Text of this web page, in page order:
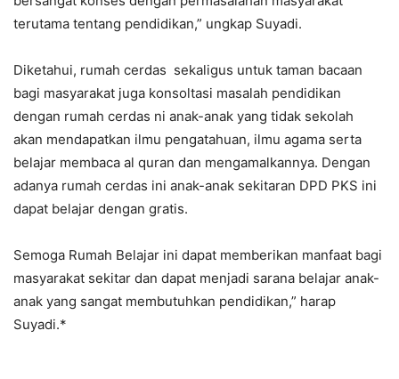
terutama tentang pendidikan,” ungkap Suyadi.
Diketahui, rumah cerdas sekaligus untuk taman bacaan
bagi masyarakat juga konsoltasi masalah pendidikan
dengan rumah cerdas ni anak-anak yang tidak sekolah
akan mendapatkan ilmu pengatahuan, ilmu agama serta
belajar membaca al quran dan mengamalkannya. Dengan
adanya rumah cerdas ini anak-anak sekitaran DPD PKS ini
dapat belajar dengan gratis.
Semoga Rumah Belajar ini dapat memberikan manfaat bagi
masyarakat sekitar dan dapat menjadi sarana belajar anak-
anak yang sangat membutuhkan pendidikan,” harap
Suyadi.*